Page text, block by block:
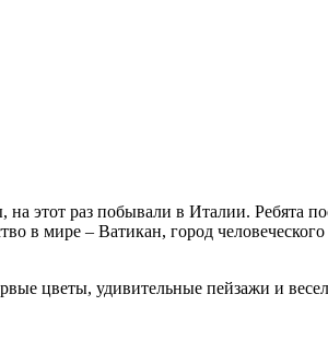
этот раз побывали в Италии. Ребята
в мире – Ватикан, город
цветы, удивительные пейзажи и